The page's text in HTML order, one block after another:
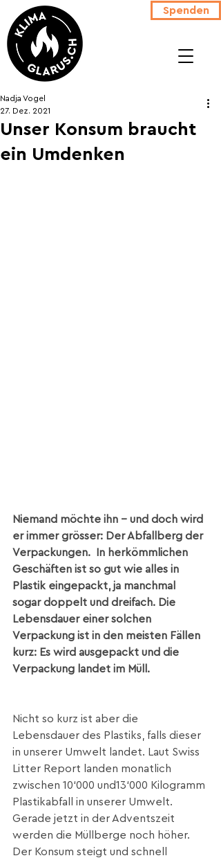
Spenden
Unser Konsum braucht
ein Umdenken
Nadja Vogel
27. Dez. 2021
Niemand möchte ihn - und doch wird
er immer grösser: Der Abfallberg der
Verpackungen.  In herkömmlichen
Geschäften ist so gut wie alles in
Plastik eingepackt, ja manchmal
sogar doppelt und dreifach. Die
Lebensdauer einer solchen
Verpackung ist in den meisten Fällen
kurz: Es wird ausgepackt und die
Verpackung landet im Müll.
Nicht so kurz ist aber die
Lebensdauer des Plastiks, falls dieser
in unserer Umwelt landet. Laut Swiss
Litter Report landen monatlich
zwischen 10‘000 und13‘000 Kilogramm
Plastikabfall in unserer Umwelt.
Gerade jetzt in der Adventszeit
werden die Müllberge noch höher.
Der Konsum steigt und schnell